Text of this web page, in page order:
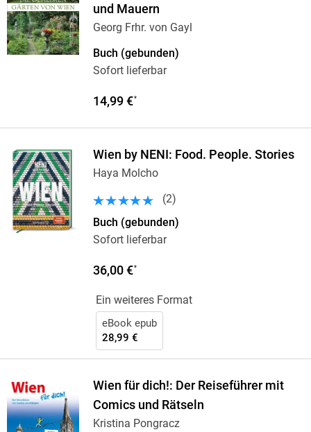
und Mauern
Georg Frhr. von Gayl
Buch (gebunden)
Sofort lieferbar
14,99 €*
Wien by NENI: Food. People. Stories
Haya Molcho
(2)
Buch (gebunden)
Sofort lieferbar
36,00 €*
Ein weiteres Format
eBook epub
28,99 €
Wien für dich!: Der Reiseführer mit
Comics und Rätseln
Kristina Pongracz